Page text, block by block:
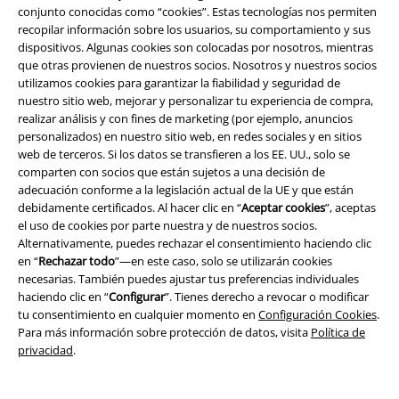
conjunto conocidas como “cookies”. Estas tecnologías nos permiten
recopilar información sobre los usuarios, su comportamiento y sus
dispositivos. Algunas cookies son colocadas por nosotros, mientras
que otras provienen de nuestros socios. Nosotros y nuestros socios
utilizamos cookies para garantizar la fiabilidad y seguridad de
nuestro sitio web, mejorar y personalizar tu experiencia de compra,
realizar análisis y con fines de marketing (por ejemplo, anuncios
personalizados) en nuestro sitio web, en redes sociales y en sitios
web de terceros. Si los datos se transfieren a los EE. UU., solo se
comparten con socios que están sujetos a una decisión de
adecuación conforme a la legislación actual de la UE y que están
debidamente certificados. Al hacer clic en “Aceptar cookies”, aceptas
el uso de cookies por parte nuestra y de nuestros socios.
Alternativamente, puedes rechazar el consentimiento haciendo clic
en “Rechazar todo”—en este caso, solo se utilizarán cookies
necesarias. También puedes ajustar tus preferencias individuales
haciendo clic en “Configurar”. Tienes derecho a revocar o modificar
tu consentimiento en cualquier momento en Configuración Cookies.
Para más información sobre protección de datos, visita Política de
privacidad.
Si eres una de esas damas que son extravagantes, tus joyas también
deben elegirse en consecuencia. No deben faltar las bonitas joyas de
mujer con detalles llamativos. Un collar con un gran pompón o relojes
de pulsera con el adorable gato Pusheen hacen que tu estilo kawaii sea
aún más auténtico. ¡Déjanos sorprenderte con lo que la joyería tiene
para ofrecerte!
Joyas geniales para mujer: lleva tu banda favorita en tu cuerpo
¿Eres un verdadero cantante de rock? ¿Una chica de metal que no se
pierde un concierto? Entonces también deberías comprar joyas de
mujer a juego. Descubre anillos con motivo Rammstein, tachuelas
Motörhead o collares de Five Finger Death Punch. Las piezas de joyería
con licencia subrayan un aspecto rabioso y son cualquier cosa menos
"listas para usar". Por lo tanto, la tobillera Slipknot también está
perfectamente escenificada: con pequeños colgantes de pentagrama y
dijes con motivos de logotipo, ¡hace que tu pie sea un punto de
atracción! Así que la próxima visita al concierto también será tu pasarela
personal.